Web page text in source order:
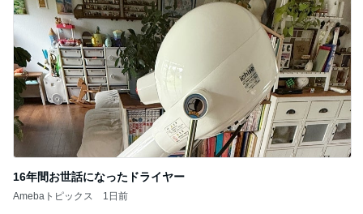
16年間お世話になったドライヤー
Amebaトピックス 1日前